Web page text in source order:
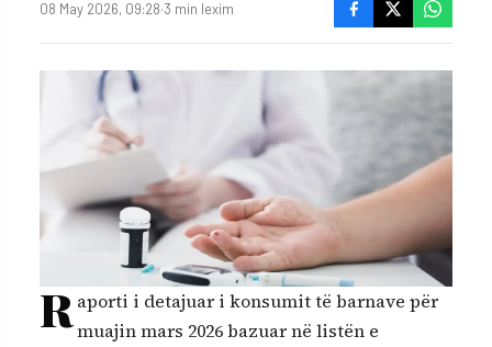
08 May 2026, 09:28·3 min lexim
R aporti i detajuar i konsumit të barnave për
muajin mars 2026 bazuar në listën e